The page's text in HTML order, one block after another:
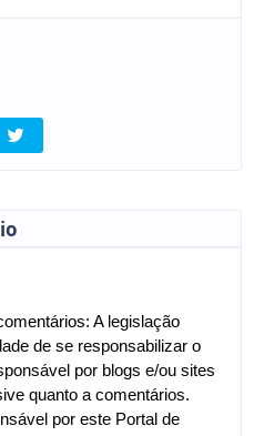
A legislação
de se responsabilizar o
por blogs e/ou sites
quanto a comentários.
por este Portal de